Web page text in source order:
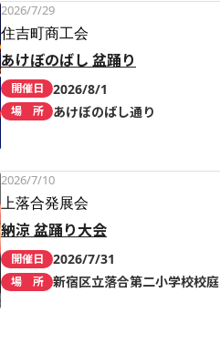
2026/7/29
住吉町商工会
あけぼのばし 盆踊り
開催日 2026/8/1
場 所 あけぼのばし通り
2026/7/10
上落合発展会
納涼 盆踊り大会
開催日 2026/7/31
場 所 新宿区立落合第二小学校校庭